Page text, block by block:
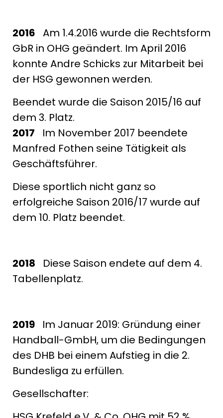
2016 Am 1.4.2016 wurde die Rechtsform
GbR in OHG geändert. Im April 2016
konnte Andre Schicks zur Mitarbeit bei
der HSG gewonnen werden.
Beendet wurde die Saison 2015/16 auf
dem 3. Platz.
2017 Im November 2017 beendete
Manfred Fothen seine Tätigkeit als
Geschäftsführer.
Diese sportlich nicht ganz so
erfolgreiche Saison 2016/17 wurde auf
dem 10. Platz beendet.
2018 Diese Saison endete auf dem 4.
Tabellenplatz.
2019 Im Januar 2019: Gründung einer
Handball-GmbH, um die Bedingungen
des DHB bei einem Aufstieg in die 2.
Bundesliga zu erfüllen.
Gesellschafter: